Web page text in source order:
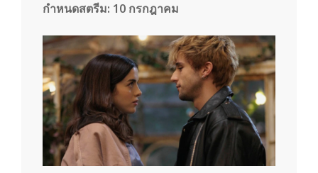
กำหนดสตรีม: 10 กรกฎาคม